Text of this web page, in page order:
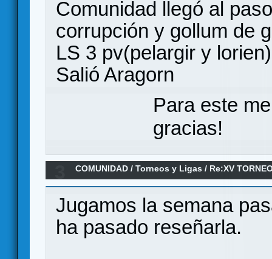
Comunidad llegó al
corrupción y gollum de
LS 3 pv(pelargir y lorien)
Salió Aragorn
Para este
gracias!
COMUNIDAD /Torneos y Ligas / Re:XV
Jugamos la semana
ha pasado reseñarla.